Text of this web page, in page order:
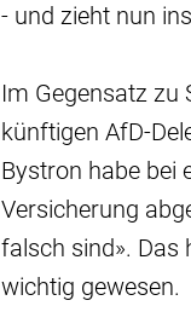
- und zieht nun
Im Gegensatz zu
künftigen AfD-
Bystron habe bei
Versicherung
falsch sind». Das
wichtig gewesen.